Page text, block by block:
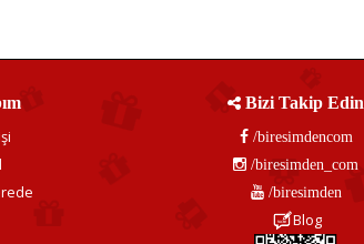
Bizi Takip Edin
/biresimdencom
/biresimden_com
/biresimden
Blog